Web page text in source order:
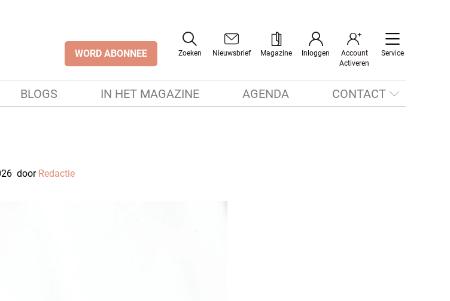
WORD ABONNEE Zoeken Nieuwsbrief Magazine Inloggen
Account
Activeren
Service
BLOGS IN HET MAGAZINE AGENDA CONTACT
door Redactie